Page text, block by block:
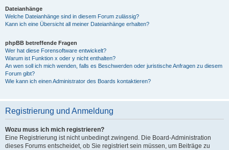
Dateianhänge
Welche Dateianhänge sind in diesem Forum zulässig?
Kann ich eine Übersicht all meiner Dateianhänge erhalten?
phpBB betreffende Fragen
Wer hat diese Forensoftware entwickelt?
Warum ist Funktion x oder y nicht enthalten?
An wen soll ich mich wenden, falls es Beschwerden oder juristische Anfragen zu diesem
Forum gibt?
Wie kann ich einen Administrator des Boards kontaktieren?
Registrierung und Anmeldung
Wozu muss ich mich registrieren?
Eine Registrierung ist nicht unbedingt zwingend. Die Board-Administration
dieses Forums entscheidet, ob Sie registriert sein müssen, um Beiträge zu